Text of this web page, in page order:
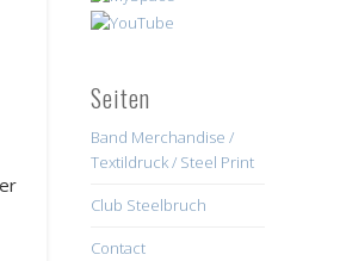
Seiten
Band Merchandise /
Textildruck / Steel Print
Club Steelbruch
Contact